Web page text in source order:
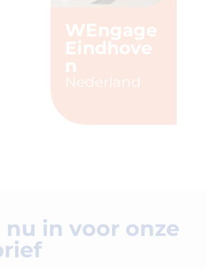
WEngage
Eindhove
n
Nederland
in voor onze